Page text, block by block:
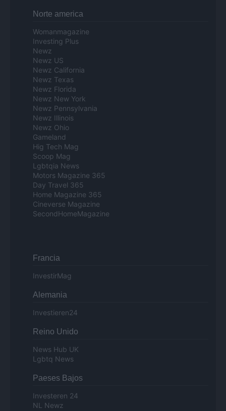
Norte america
Womanmagazine
Investing Plus
Newz
Newz US
Newz California
Newz Texas
Newz Florida
Newz New York
Newz Pennsylvania
Newz Illinois
Newz Ohio
Gameland
Hig Tech Mag
Scoop Mag
Lgbtqia News
Motors Magazine 365
Day Travel 365
Home Magazine 365
Cineverse Magazine
SecondHomeMagazine
Francia
InvestirMag
Alemania
Investieren24
Reino Unido
News Hub UK
Lgbtq News
Paeses Bajos
Investeren 24
NL Newz